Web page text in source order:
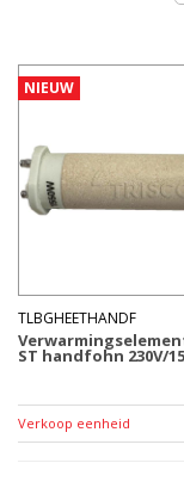
NIEUW
TLBGHEETHANDF
ST handfohn 230V/
Verkoop eenheid